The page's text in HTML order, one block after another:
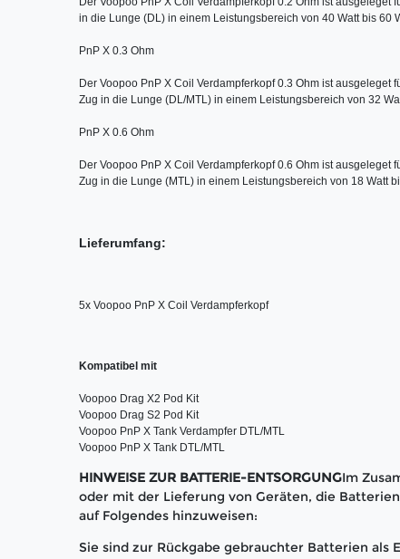
in die Lunge (DL) in einem Leistungsbereich von 40 Watt bis 60
PnP X 0.3 Ohm
Der Voopoo PnP X Coil Verdampferkopf 0.3 Ohm ist ausgeleget
Zug in die Lunge (DL/MTL) in einem Leistungsbereich von 32
PnP X 0.6 Ohm
Der Voopoo PnP X Coil Verdampferkopf 0.6 Ohm ist ausgeleget
Zug in die Lunge (MTL) in einem Leistungsbereich von 18 Watt
Lieferumfang:
5x Voopoo PnP X Coil Verdampferkopf
Kompatibel mit
Voopoo Drag X2 Pod Kit
Voopoo Drag S2 Pod Kit
Voopoo PnP X Tank Verdampfer DTL/MTL
Voopoo PnP X Tank DTL/MTL
HINWEISE ZUR BATTERIE-ENTSORGUNGIm
oder mit der Lieferung von Geräten, die
auf Folgendes hinzuweisen:
Sie sind zur Rückgabe gebrauchter Batterien